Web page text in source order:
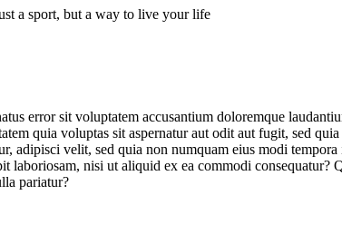
a sport, but a way to live your life
error sit voluptatem accusantium doloremque
quia voluptas sit aspernatur aut odit aut fugit, sed
adipisci velit, sed quia non numquam eius modi
laboriosam, nisi ut aliquid ex ea commodi
pariatur?